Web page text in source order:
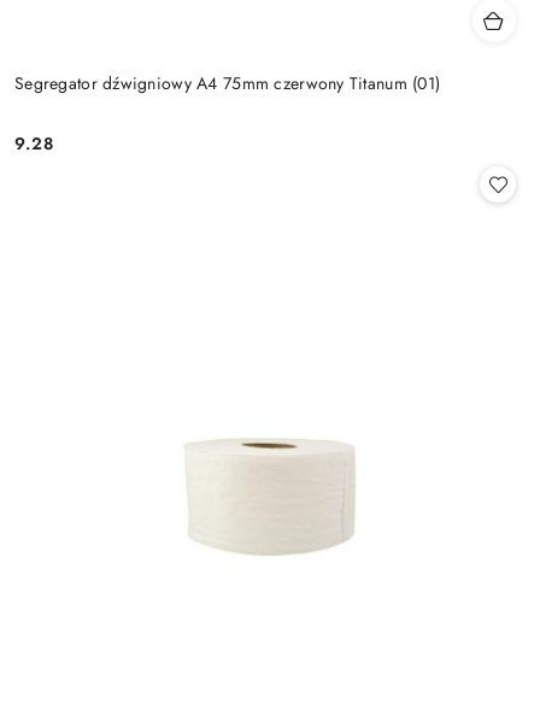
Segregator dźwigniowy A4 75mm czerwony Titanum (01)
Cena:
9.28